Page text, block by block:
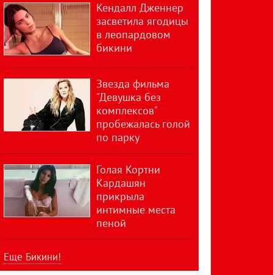
Кендалл Дженнер
засветила ягодицы
в леопардовом
бикини
Звезда фильма
"Девушка без
комплексов"
пробежалась голой
по парку
Голая Кортни
Кардашян
прикрыла
интимные места
пеной
Еще Бикини!